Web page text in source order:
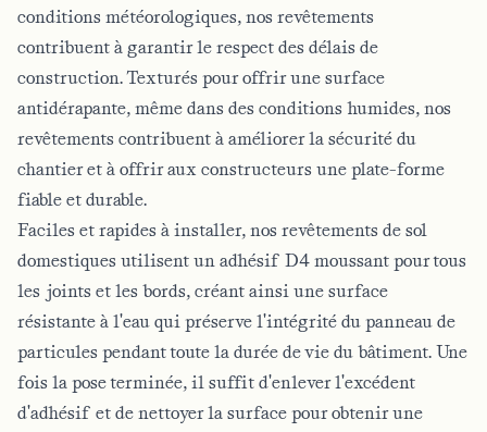
conditions météorologiques, nos revêtements
contribuent à garantir le respect des délais de
construction. Texturés pour offrir une surface
antidérapante, même dans des conditions humides, nos
revêtements contribuent à améliorer la sécurité du
chantier et à offrir aux constructeurs une plate-forme
fiable et durable.
Faciles et rapides à installer, nos revêtements de sol
domestiques utilisent un adhésif D4 moussant pour tous
les joints et les bords, créant ainsi une surface
résistante à l'eau qui préserve l'intégrité du panneau de
particules pendant toute la durée de vie du bâtiment. Une
fois la pose terminée, il suffit d'enlever l'excédent
d'adhésif et de nettoyer la surface pour obtenir une